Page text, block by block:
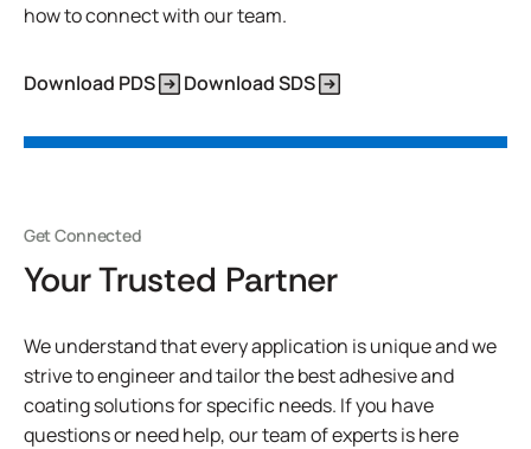
how to connect with our team.
Download PDS Download SDS
Get Connected
Your Trusted Partner
We understand that every application is unique and we
strive to engineer and tailor the best adhesive and
coating solutions for specific needs. If you have
questions or need help, our team of experts is here